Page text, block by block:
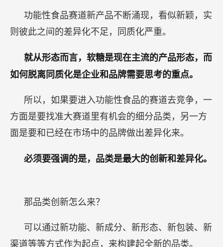
如何做出选择？创新和差异化非常重要。
“如果你用内卷的方式竞争，总有一天要躺平。
避免内卷和躺平，最好的方法就是做创新或发展出
——里斯战略定位咨询全球CEO张云
功能性食品赛道新产品不断涌现，看似新颖，实
则彼此之间的差异化不足，同质化严重。